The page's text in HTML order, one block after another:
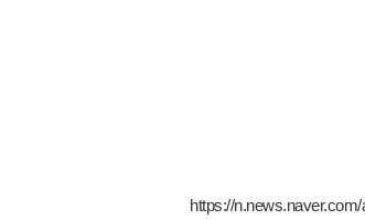
https://